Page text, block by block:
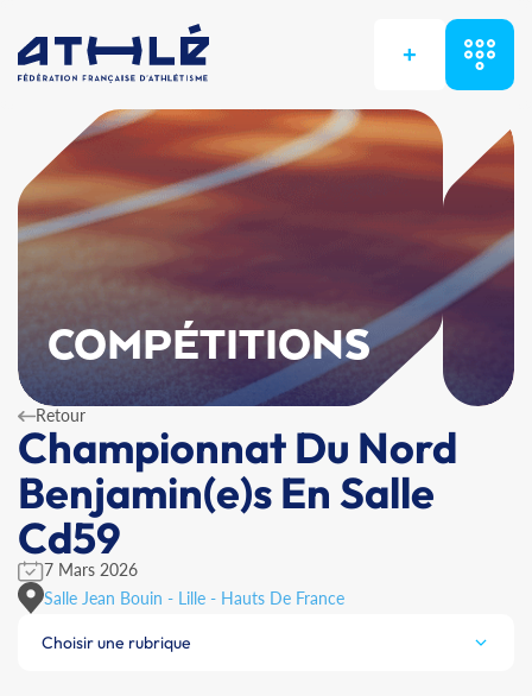
+
COMPÉTITIONS
Retour
Championnat Du Nord
Benjamin(e)s En Salle
Cd59
7 Mars 2026
Salle Jean Bouin - Lille - Hauts De France
Choisir une rubrique